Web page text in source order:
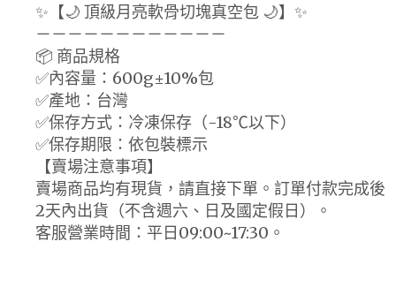
✨【🌙 頂級月亮軟骨切塊真空包 🌙】✨
－－－－－－－－－－－－
📦 商品規格
✅內容量：600g±10%包
✅產地：台灣
✅保存方式：冷凍保存（-18℃以下）
✅保存期限：依包裝標示
【賣場注意事項】
賣場商品均有現貨，請直接下單。訂單付款完成後
2天內出貨（不含週六、日及國定假日）。
客服營業時間：平日09:00~17:30。